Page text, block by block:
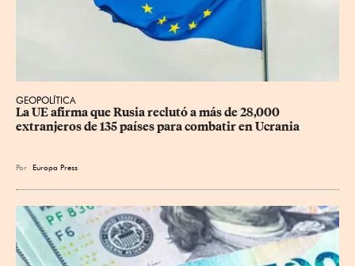
GEOPOLÍTICA
La UE afirma que Rusia reclutó a más de 28,000
extranjeros de 135 países para combatir en Ucrania
Por Europa Press